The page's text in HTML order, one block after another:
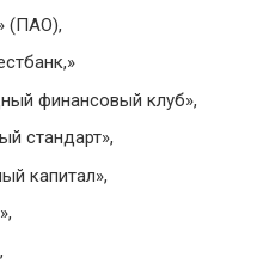
(ПАО),
финансовый клуб»,
стандарт»,
капитал»,